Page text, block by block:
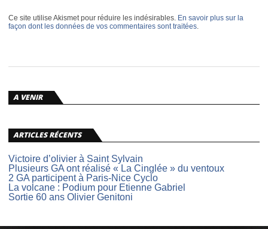
Ce site utilise Akismet pour réduire les indésirables. En savoir plus sur la
façon dont les données de vos commentaires sont traitées
A VENIR
ARTICLES RÉCENTS
Victoire d’olivier à Saint Sylvain
Plusieurs GA ont réalisé « La Cinglée » du ventoux
2 GA participent à Paris-Nice Cyclo
La volcane : Podium pour Etienne Gabriel
Sortie 60 ans Olivier Genitoni